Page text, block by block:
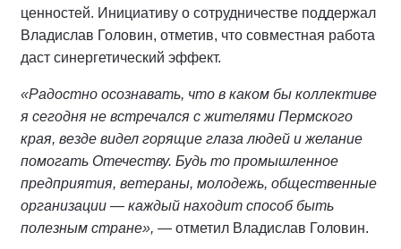
ценностей. Инициативу о сотрудничестве поддержал
Владислав Головин, отметив, что совместная работа
даст синергетический эффект.
«Радостно осознавать, что в каком бы коллективе
я сегодня не встречался с жителями Пермского
края, везде видел горящие глаза людей и желание
помогать Отечеству. Будь то промышленное
предприятия, ветераны, молодежь, общественные
организации — каждый находит способ быть
полезным стране», — отметил Владислав Головин.